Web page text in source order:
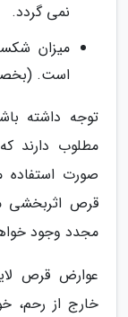
نمی گردد.
میزان
است.
توجه داشته
مطلوب دارند
صورت استفاده
قرص اثربخشی
مجدد وجود
عوارض قرص
خارج از رحم،